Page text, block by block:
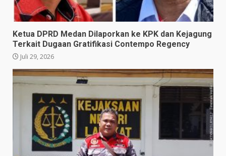
Ketua DPRD Medan Dilaporkan ke KPK dan Kejagung
Terkait Dugaan Gratifikasi Contempo Regency
Juli 29, 2026